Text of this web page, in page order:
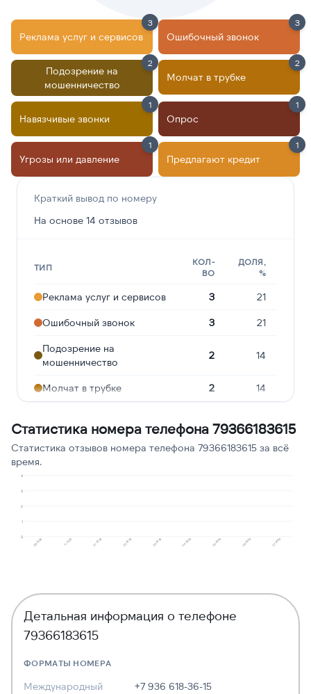
Реклама услуг и сервисов
3
Ошибочный звонок
3
Подозрение на
мошенничество
2
Молчат в трубке
2
Навязчивые звонки
1
Опрос
1
Угрозы или давление
1
Предлагают кредит
1
Краткий вывод по номеру
На основе 14 отзывов
ТИП
КОЛ-
ВО
ДОЛЯ,
%
Реклама услуг и сервисов 3 21
Ошибочный звонок 3 21
Подозрение на
мошенничество
2 14
Молчат в трубке 2 14
Статистика номера телефона 79366183615
Статистика отзывов номера телефона 79366183615 за всё
время.
0
1
2
3
4
08.2025 11.2025 01.2026 02.2026 03.2026 04.2026 05.2026 06.2026 07.2026
Детальная информация о телефоне
79366183615
ФОРМАТЫ НОМЕРА
Международный +7 936 618-36-15